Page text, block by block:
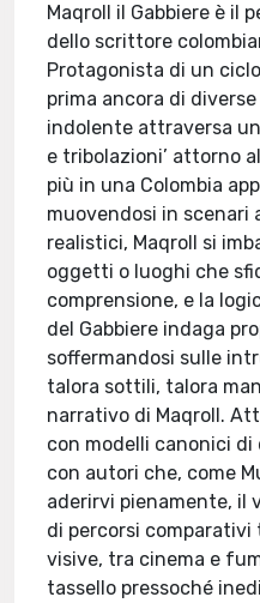
Maqroll il Gabbiere è il
dello scrittore
Protagonista di un
prima ancora di
indolente attraversa
e tribolazioni’ attorno
più in una Colombia
muovendosi in scenari
realistici, Maqroll si
oggetti o luoghi che
comprensione, e la
del Gabbiere indaga
soffermandosi sulle
talora sottili, talora
narrativo di Maqroll.
con modelli canonici
con autori che, come
aderirvi pienamente, il
di percorsi
visive, tra cinema e
tassello pressoché